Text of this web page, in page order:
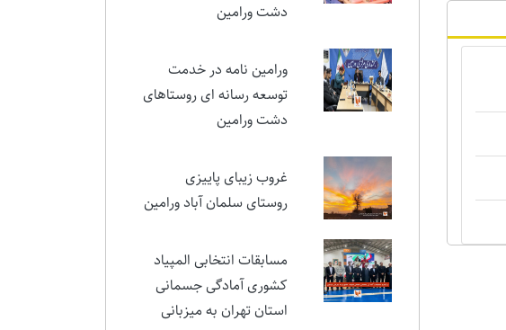
عیادت بخشدار مرکزی از
دشت ورامین
ورامین نامه در خدمت
دشت ورامین
روستای سلمان آباد ورامین
مسابقات انتخابی المپیاد